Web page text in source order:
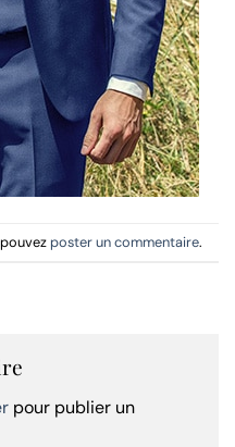
poster un commentaire.
pour publier un